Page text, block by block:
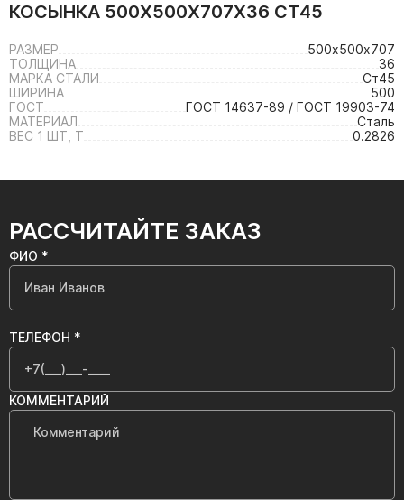
КОСЫНКА 500Х500Х707Х36 СТ45
РАЗМЕР
500х500х707
ТОЛЩИНА
36
МАРКА СТАЛИ
Ст45
ШИРИНА
500
ГОСТ
ГОСТ 14637-89 / ГОСТ 19903-74
МАТЕРИАЛ
Сталь
ВЕС 1 ШТ, Т
0.2826
РАССЧИТАЙТЕ ЗАКАЗ
ФИО *
ТЕЛЕФОН *
КОММЕНТАРИЙ